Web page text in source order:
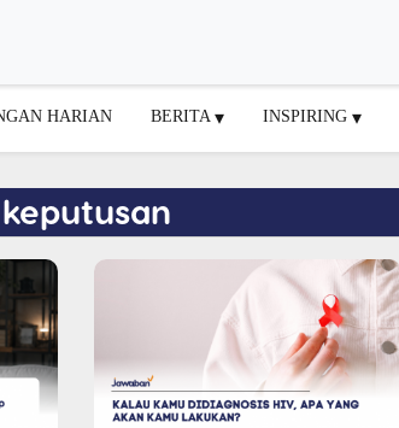
HARIAN BERITA INSPIRING